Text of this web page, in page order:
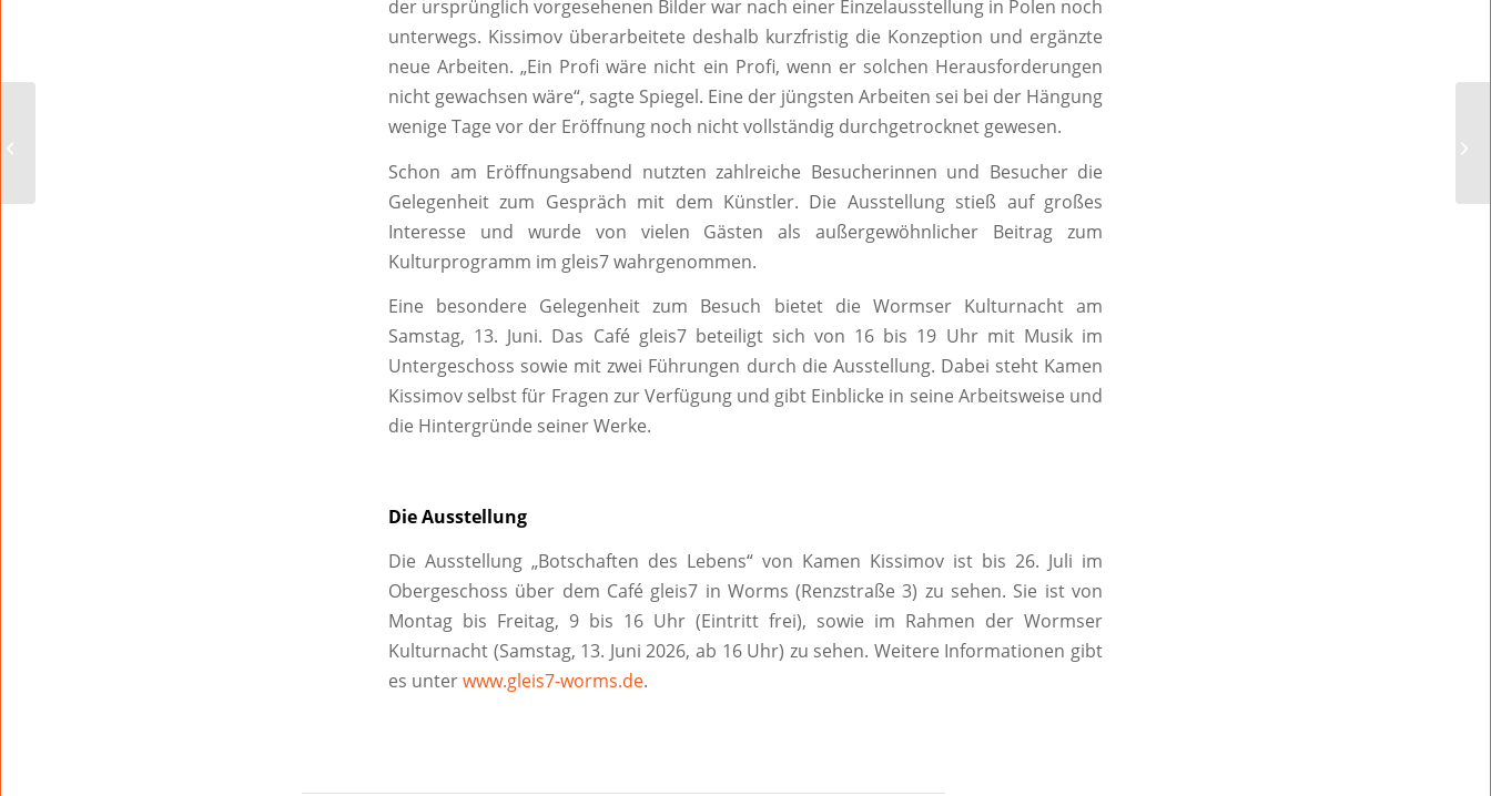
der ursprünglich vorgesehenen Bilder war nach einer Einzelausstellung in Polen noch
unterwegs. Kissimov überarbeitete deshalb kurzfristig die Konzeption und ergänzte
neue Arbeiten. „Ein Profi wäre nicht ein Profi, wenn er solchen Herausforderungen
nicht gewachsen wäre“, sagte Spiegel. Eine der jüngsten Arbeiten sei bei der Hängung
wenige Tage vor der Eröffnung noch nicht vollständig durchgetrocknet gewesen.
Schon am Eröffnungsabend nutzten zahlreiche Besucherinnen und Besucher die
Gelegenheit zum Gespräch mit dem Künstler. Die Ausstellung stieß auf großes
Interesse und wurde von vielen Gästen als außergewöhnlicher Beitrag zum
Kulturprogramm im gleis7 wahrgenommen.
Eine besondere Gelegenheit zum Besuch bietet die Wormser Kulturnacht am
Samstag, 13. Juni. Das Café gleis7 beteiligt sich von 16 bis 19 Uhr mit Musik im
Untergeschoss sowie mit zwei Führungen durch die Ausstellung. Dabei steht Kamen
Kissimov selbst für Fragen zur Verfügung und gibt Einblicke in seine Arbeitsweise und
die Hintergründe seiner Werke.
Die Ausstellung
Die Ausstellung „Botschaften des Lebens“ von Kamen Kissimov ist bis 26. Juli im
Obergeschoss über dem Café gleis7 in Worms (Renzstraße 3) zu sehen. Sie ist von
Montag bis Freitag, 9 bis 16 Uhr (Eintritt frei), sowie im Rahmen der Wormser
Kulturnacht (Samstag, 13. Juni 2026, ab 16 Uhr) zu sehen. Weitere Informationen gibt
es unterwww.gleis7-worms.de.